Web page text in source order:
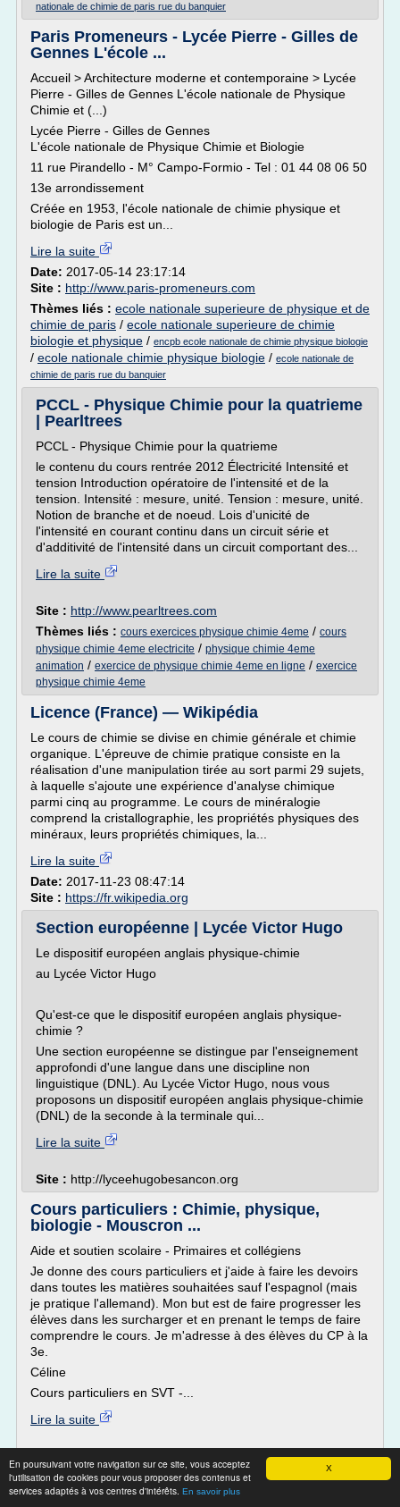
X
En poursuivant votre navigation sur ce site, vous acceptez
l'utilisation de cookies pour vous proposer des contenus et
services adaptés à vos centres d'intérêts. En savoir plus
nationale de chimie de paris rue du banquier
Paris Promeneurs - Lycée Pierre - Gilles de
Gennes L'école ...
Accueil > Architecture moderne et contemporaine > Lycée
Pierre - Gilles de Gennes L'école nationale de Physique
Chimie et (...)
Lycée Pierre - Gilles de Gennes
L'école nationale de Physique Chimie et Biologie
11 rue Pirandello - M° Campo-Formio - Tel : 01 44 08 06 50
13e arrondissement
Créée en 1953, l'école nationale de chimie physique et
biologie de Paris est un...
Lire la suite
Date: 2017-05-14 23:17:14
Site : http://www.paris-promeneurs.com
Thèmes liés : ecole nationale superieure de physique et de
chimie de paris / ecole nationale superieure de chimie
biologie et physique / encpb ecole nationale de chimie physique biologie
/ ecole nationale chimie physique biologie / ecole nationale de
chimie de paris rue du banquier
PCCL - Physique Chimie pour la quatrieme
| Pearltrees
PCCL - Physique Chimie pour la quatrieme
le contenu du cours rentrée 2012 Électricité Intensité et
tension Introduction opératoire de l'intensité et de la
tension. Intensité : mesure, unité. Tension : mesure, unité.
Notion de branche et de noeud. Lois d'unicité de
l'intensité en courant continu dans un circuit série et
d'additivité de l'intensité dans un circuit comportant des...
Lire la suite
Site : http://www.pearltrees.com
Thèmes liés : cours exercices physique chimie 4eme / cours
physique chimie 4eme electricite / physique chimie 4eme
animation / exercice de physique chimie 4eme en ligne / exercice
physique chimie 4eme
Licence (France) — Wikipédia
Le cours de chimie se divise en chimie générale et chimie
organique. L'épreuve de chimie pratique consiste en la
réalisation d'une manipulation tirée au sort parmi 29 sujets,
à laquelle s'ajoute une expérience d'analyse chimique
parmi cinq au programme. Le cours de minéralogie
comprend la cristallographie, les propriétés physiques des
minéraux, leurs propriétés chimiques, la...
Lire la suite
Date: 2017-11-23 08:47:14
Site : https://fr.wikipedia.org
Section européenne | Lycée Victor Hugo
Le dispositif européen anglais physique-chimie
au Lycée Victor Hugo
Qu'est-ce que le dispositif européen anglais physique-
chimie ?
Une section européenne se distingue par l'enseignement
approfondi d'une langue dans une discipline non
linguistique (DNL). Au Lycée Victor Hugo, nous vous
proposons un dispositif européen anglais physique-chimie
(DNL) de la seconde à la terminale qui...
Lire la suite
Site : http://lyceehugobesancon.org
Cours particuliers : Chimie, physique,
biologie - Mouscron ...
Aide et soutien scolaire - Primaires et collégiens
Je donne des cours particuliers et j'aide à faire les devoirs
dans toutes les matières souhaitées sauf l'espagnol (mais
je pratique l'allemand). Mon but est de faire progresser les
élèves dans les surcharger et en prenant le temps de faire
comprendre le cours. Je m'adresse à des élèves du CP à la
3e.
Céline
Cours particuliers en SVT -...
Lire la suite
Cours particuliers Maths/Physique/Chimie